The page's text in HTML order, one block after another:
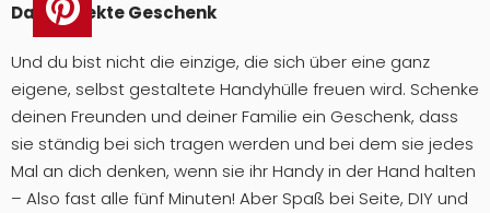
Das Perfekte Geschenk
Und du bist nicht die einzige, die sich über eine ganz
eigene, selbst gestaltete Handyhülle freuen wird. Schenke
deinen Freunden und deiner Familie ein Geschenk, dass
sie ständig bei sich tragen werden und bei dem sie jedes
Mal an dich denken, wenn sie ihr Handy in der Hand halten
– Also fast alle fünf Minuten! Aber Spaß bei Seite, DIY und